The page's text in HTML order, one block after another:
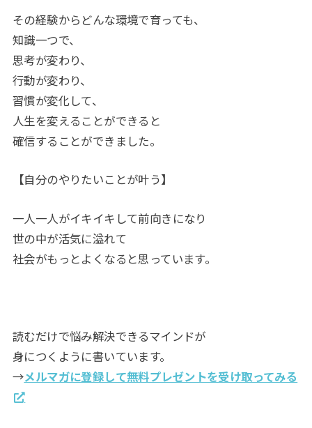
その経験からどんな環境で育っても、
知識一つで、
思考が変わり、
行動が変わり、
習慣が変化して、
人生を変えることができると
確信することができました。
【自分のやりたいことが叶う】
一人一人がイキイキして前向きになり
世の中が活気に溢れて
社会がもっとよくなると思っています。
読むだけで悩み解決できるマインドが
身につくように書いています。
→メルマガに登録して無料プレゼントを受け取ってみる